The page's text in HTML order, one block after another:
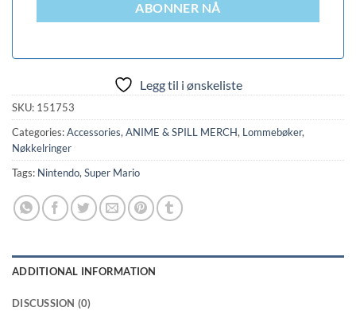
ABONNER NÅ
Legg til i ønskeliste
SKU: 151753
Categories:Accessories, ANIME & SPILL MERCH, Lommebøker,
Nøkkelringer
Tags: Nintendo, Super Mario
ADDITIONAL INFORMATION
DISCUSSION (0)